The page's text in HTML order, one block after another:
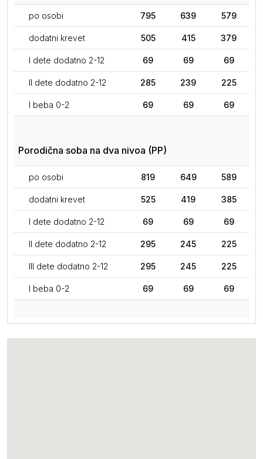
po osobi 795 639 579
dodatni krevet 505 415 379
I dete dodatno 2-12 69 69 69
II dete dodatno 2-12 285 239 225
I beba 0-2 69 69 69
Porodična soba na dva nivoa (PP)
po osobi 819 649 589
dodatni krevet 525 419 385
I dete dodatno 2-12 69 69 69
II dete dodatno 2-12 295 245 225
III dete dodatno 2-12 295 245 225
I beba 0-2 69 69 69